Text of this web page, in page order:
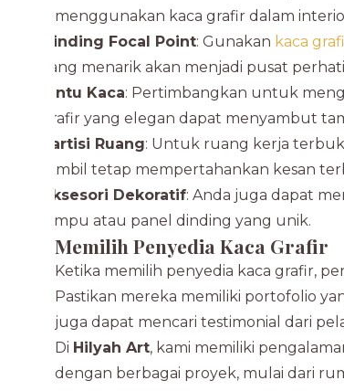
menggunakan kaca grafir dalam
Dinding Focal Point: Gunakan kaca
yang menarik akan menjadi pusat
Pintu Kaca: Pertimbangkan untuk
grafir yang elegan dapat menyambut
Partisi Ruang: Untuk ruang kerja
sambil tetap mempertahankan kesan
Aksesori Dekoratif: Anda juga dapat
lampu atau panel dinding yang unik.
Memilih Penyedia Kaca Grafir
Ketika memilih penyedia kaca grafir,
Pastikan mereka memiliki portofolio
juga dapat mencari testimonial dari
Di Hilyah Art, kami memiliki
dengan berbagai proyek, mulai dari